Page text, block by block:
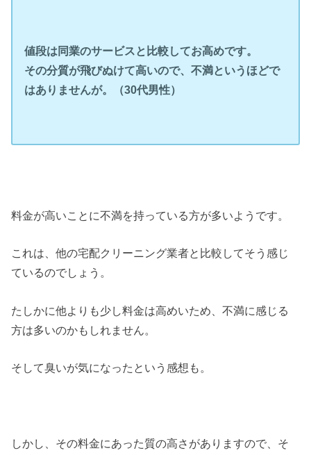
値段は同業のサービスと比較してお高めです。
その分質が飛びぬけて高いので、不満というほどで
はありませんが。（30代男性）
料金が高いことに不満を持っている方が多いようです。
これは、他の宅配クリーニング業者と比較してそう感じ
ているのでしょう。
たしかに他よりも少し料金は高めいため、不満に感じる
方は多いのかもしれません。
そして臭いが気になったという感想も。
しかし、その料金にあった質の高さがありますので、そ